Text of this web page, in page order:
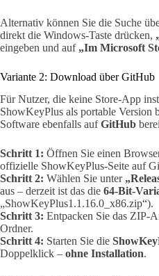
Alternativ können Sie die Suche
direkt die Windows-Taste drücken,
eingeben und auf „Im Microsoft
Variante 2: Download über GitHub
Für Nutzer, die keine Store-App
ShowKeyPlus als portable Version
Software ebenfalls aufGitHub
Schritt 1: Öffnen Sie einen
offizielle ShowKeyPlus-Seite auf
Schritt 2: Wählen Sie unter
aus – derzeit ist das die 64-Bit-
„ShowKeyPlus1.1.16.0_x86.zip“).
Schritt 3: Entpacken Sie das ZIP-
Ordner.
Schritt 4: Starten Sie die
Doppelklick – ohne Installation.